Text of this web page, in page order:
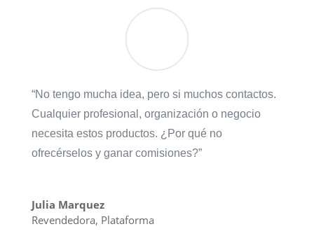
“No tengo mucha idea, pero si muchos contactos.
Cualquier profesional, organización o negocio
necesita estos productos. ¿Por qué no
ofrecérselos y ganar comisiones?”
Julia Marquez
Revendedora, Plataforma